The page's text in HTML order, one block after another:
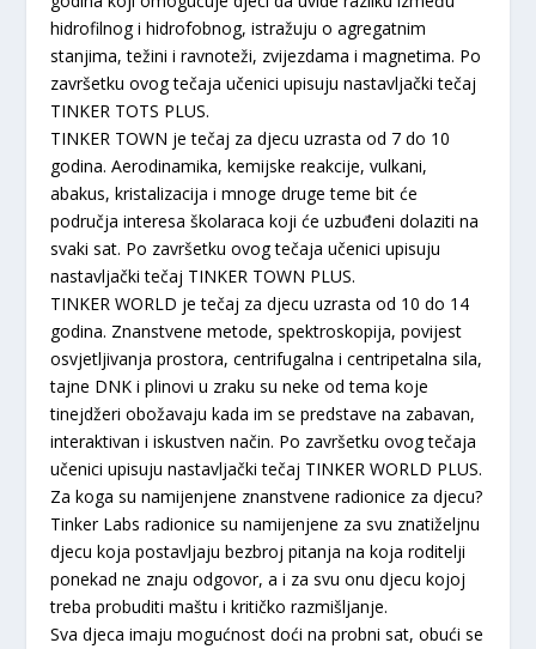
hidrofilnog i hidrofobnog, istražuju o agregatnim
stanjima, težini i ravnoteži, zvijezdama i magnetima. Po
završetku ovog tečaja učenici upisuju nastavljački tečaj
TINKER TOTS PLUS.
TINKER TOWN je tečaj za djecu uzrasta od 7 do 10
godina. Aerodinamika, kemijske reakcije, vulkani,
abakus, kristalizacija i mnoge druge teme bit će
područja interesa školaraca koji će uzbuđeni dolaziti na
svaki sat. Po završetku ovog tečaja učenici upisuju
nastavljački tečaj TINKER TOWN PLUS.
TINKER WORLD je tečaj za djecu uzrasta od 10 do 14
godina. Znanstvene metode, spektroskopija, povijest
osvjetljivanja prostora, centrifugalna i centripetalna sila,
tajne DNK i plinovi u zraku su neke od tema koje
tinejdžeri obožavaju kada im se predstave na zabavan,
interaktivan i iskustven način. Po završetku ovog tečaja
učenici upisuju nastavljački tečaj TINKER WORLD PLUS.
Za koga su namijenjene znanstvene radionice za djecu?
Tinker Labs radionice su namijenjene za svu znatiželjnu
djecu koja postavljaju bezbroj pitanja na koja roditelji
ponekad ne znaju odgovor, a i za svu onu djecu kojoj
treba probuditi maštu i kritičko razmišljanje.
Sva djeca imaju mogućnost doći na probni sat, obući se